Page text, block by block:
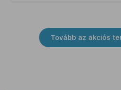
Tovább az akciós